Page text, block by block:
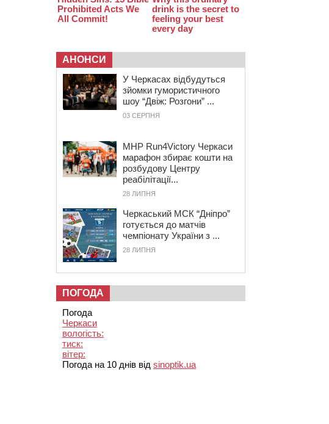
АНОНСИ
У Черкасах відбудуться
зйомки гумористичного
шоу “Двіж: Розгони” ...
03 СЕРПНЯ
MHP Run4Victory Черкаси
марафон збирає кошти на
розбудову Центру
реабілітації...
28 ЛИПНЯ
Черкаський МСК “Дніпро”
готується до матчів
чемпіонату України з ...
28 ЛИПНЯ
ПОГОДА
Погода
Черкаси
вологість:
тиск:
вітер:
Погода на 10 днів від sinoptik.ua